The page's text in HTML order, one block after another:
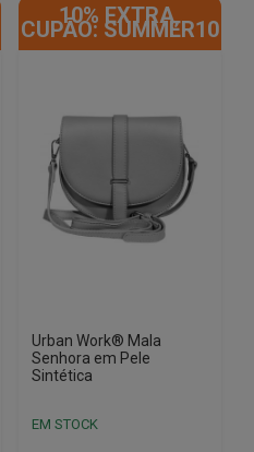
10% EXTRA,
CUPÃO: SUMMER10
Urban Work® Mala
Senhora em Pele
Sintética
EM STOCK